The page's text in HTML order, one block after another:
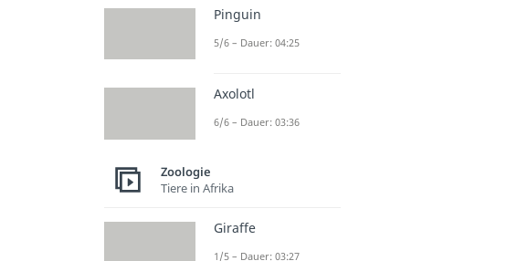
Pinguin
5/6 – Dauer: 04:25
Axolotl
6/6 – Dauer: 03:36
Zoologie
Tiere in Afrika
Giraffe
1/5 – Dauer: 03:27